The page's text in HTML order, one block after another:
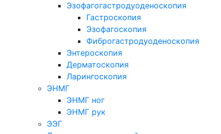
Эзофагогастродуоденоскопия
Гастроскопия
Эзофагоскопия
Фиброгастродуоденоскопия
Энтероскопия
Дерматоскопия
Ларингоскопия
ЭНМГ
ЭНМГ ног
ЭНМГ рук
ЭЭГ